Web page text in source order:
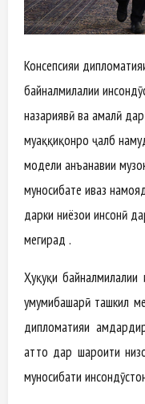
Консепсияи
байналмилалии
назариявӣ ва амалӣ
муҳаққиқонро ҷалб
модели анъанавии
муносибате иваз
дарки ниёзҳои инсонӣ
мегирад .
Ҳуқуқи байналмилалии
умумибашарӣ ташкил
дипломатияи
ҳатто дар шароити
муносибати